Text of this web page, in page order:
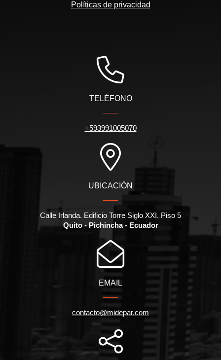
Políticas de privacidad
TELÉFONO
+593991005070
UBICACIÓN
Calle Irlanda. Edificio Torre Siglo XXI. Piso 5
Quito - Pichincha - Ecuador
EMAIL
contacto@midepar.com